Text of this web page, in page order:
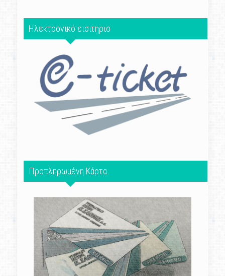
Ηλεκτρονικό εισιτηριο
Προπληρωμένη Κάρτα